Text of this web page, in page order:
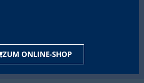
ZUM ONLINE-SHOP